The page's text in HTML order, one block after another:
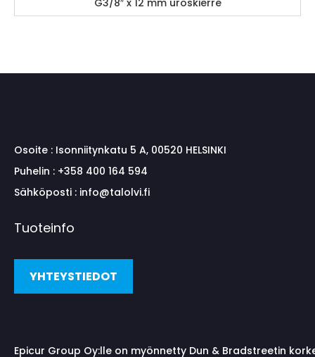
Osoite : Isonniitynkatu 5 A, 00520 HELSINKI
Puhelin : +358 400 164 594
Sähköposti : info@talolvi.fi
Tuoteinfo
YHTEYSTIEDOT
Epicur Group Oy:lle on myönnetty Dun & Bradstreetin